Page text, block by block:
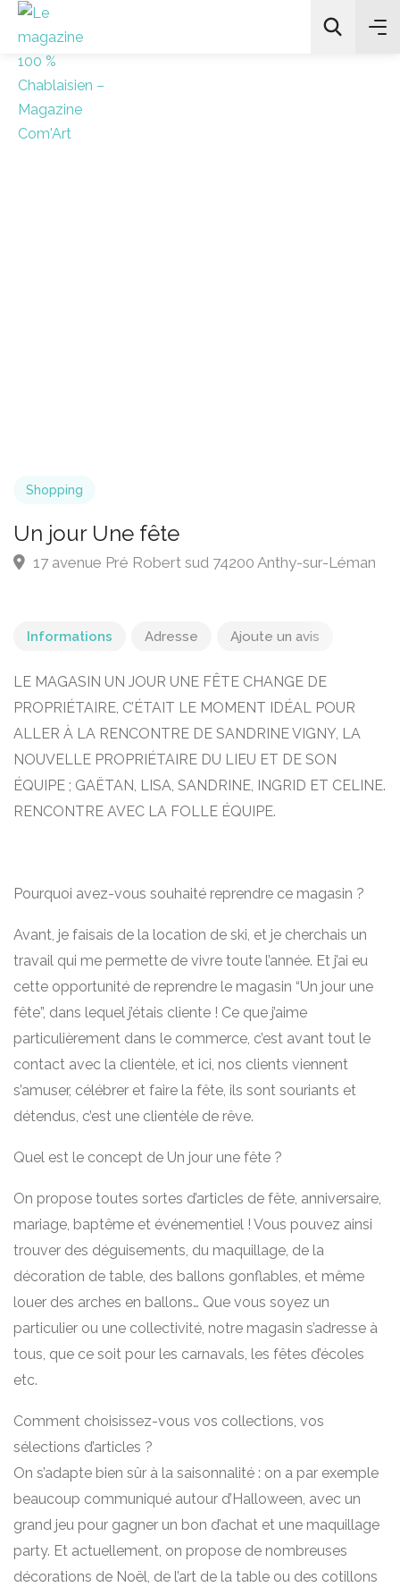
All Categories
Shopping
Un jour Une fête
17 avenue Pré Robert sud 74200 Anthy-sur-Léman
Informations Adresse Ajoute un avis
LE MAGASIN UN JOUR UNE FÊTE CHANGE DE
PROPRIÉTAIRE, C’ÉTAIT LE MOMENT IDÉAL POUR
ALLER À LA RENCONTRE DE SANDRINE VIGNY, LA
NOUVELLE PROPRIÉTAIRE DU LIEU ET DE SON
ÉQUIPE ; GAËTAN, LISA, SANDRINE, INGRID ET CELINE.
RENCONTRE AVEC LA FOLLE ÉQUIPE.
Pourquoi avez-vous souhaité reprendre ce magasin ?
Avant, je faisais de la location de ski, et je cherchais un
travail qui me permette de vivre toute l’année. Et j’ai eu
cette opportunité de reprendre le magasin “Un jour une
fête”, dans lequel j’étais cliente ! Ce que j’aime
particulièrement dans le commerce, c’est avant tout le
contact avec la clientèle, et ici, nos clients viennent
s’amuser, célébrer et faire la fête, ils sont souriants et
détendus, c’est une clientèle de rêve.
Quel est le concept de Un jour une fête ?
On propose toutes sortes d’articles de fête, anniversaire,
mariage, baptême et événementiel ! Vous pouvez ainsi
trouver des déguisements, du maquillage, de la
décoration de table, des ballons gonflables, et même
louer des arches en ballons… Que vous soyez un
particulier ou une collectivité, notre magasin s’adresse à
tous, que ce soit pour les carnavals, les fêtes d’écoles
etc.
Comment choisissez-vous vos collections, vos
sélections d’articles ?
On s’adapte bien sûr à la saisonnalité : on a par exemple
beaucoup communiqué autour d’Halloween, avec un
grand jeu pour gagner un bon d’achat et une maquillage
party. Et actuellement, on propose de nombreuses
décorations de Noël, de l’art de la table ou des cotillons